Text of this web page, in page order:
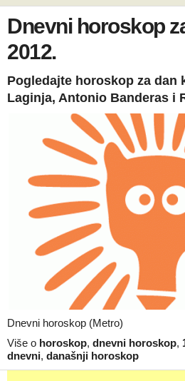
Dnevni horoskop
2012.
Pogledajte horoskop za dan
Laginja, Antonio Banderas i
Dnevni horoskop (Metro)
Više o horoskop, dnevni horoskop,
dnevni, današnji horoskop